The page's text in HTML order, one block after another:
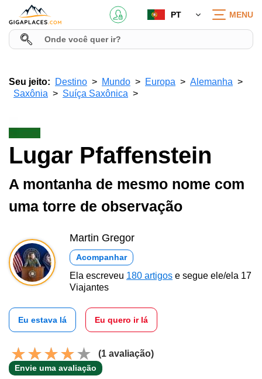
PT MENU
Seu jeito: Destino Mundo Europa
Alemanha
Saxônia
Suíça Saxônica
Lugar Pfaffenstein
A montanha de mesmo nome com
uma torre de observação
Martin Gregor
Acompanhar
Ela escreveu 180 artigos e segue ele/ela 17
Viajantes
Eu estava lá Eu quero ir lá
(1 avaliação)
Envie uma avaliação